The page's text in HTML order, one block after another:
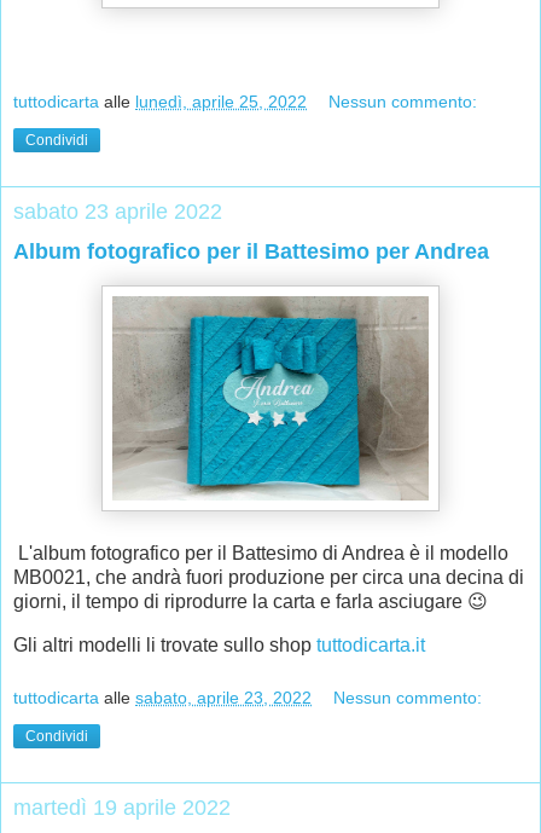
tuttodicarta alle lunedì, aprile 25, 2022 Nessun commento:
Condividi
sabato 23 aprile 2022
Album fotografico per il Battesimo per Andrea
L'album fotografico per il Battesimo di Andrea è il modello
MB0021, che andrà fuori produzione per circa una decina di
giorni, il tempo di riprodurre la carta e farla asciugare 😉
Gli altri modelli li trovate sullo shop tuttodicarta.it
tuttodicarta alle sabato, aprile 23, 2022 Nessun commento:
Condividi
martedì 19 aprile 2022